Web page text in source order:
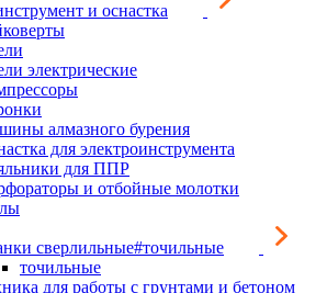
и оснастка
электрические
алмазного бурения
для электроинструмента
для ППР
и отбойные молотки
сверлильные#точильные
точильные
для работы с грунтами и бетоном